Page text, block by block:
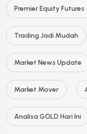
Premier Equity Futures
Trading Jadi Mudah
Market News Update
Market Mover
Analisa GOLD Hari Ini